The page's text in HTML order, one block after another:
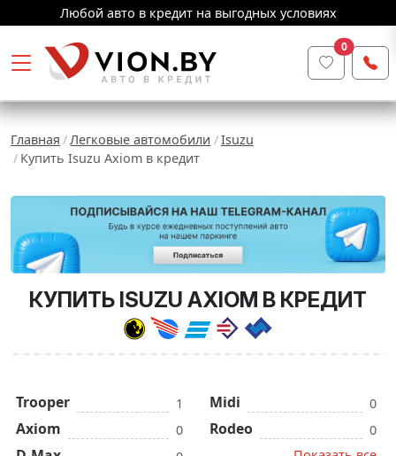
Любой авто в кредит на выгодных условиях
0
Главная Легковые автомобили
Isuzu
Купить Isuzu Axiom в кредит
КУПИТЬ ISUZU AXIOM В КРЕДИТ
Trooper 1
Axiom 0
Midi 0
Rodeo
0